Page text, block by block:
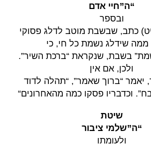
ה”חיי אדם“
ובספר
כתב, שבשבת מוטב לדלג פסוקי
ממה שידלג נשמת כל חי, כי
בשבת, שנקראת “ברכת השיר”.
ולכן, אם אין
וכדבריו פסקו כמה מהאחרונים
שיטת
ה”שלמי ציבור“
ולעומתו